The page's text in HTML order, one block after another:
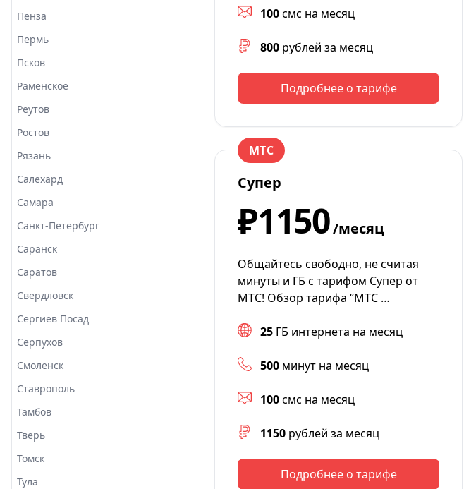
Пенза
Пермь
Псков
Раменское
Реутов
Ростов
Рязань
Салехард
Самара
Санкт-Петербург
Саранск
Саратов
Свердловск
Сергиев Посад
Серпухов
Смоленск
Ставрополь
Тамбов
Тверь
Томск
Тула
100смс на месяц
800 рублей за месяц
Подробнее о тарифе
МТС
Супер
₽1150/месяц
Общайтесь свободно, не считая
минуты и ГБ с тарифом Супер от
МТС! Обзор тарифа “МТС …
25 ГБ интернета на месяц
500 минут на месяц
100смс на месяц
1150 рублей за месяц
Подробнее о тарифе